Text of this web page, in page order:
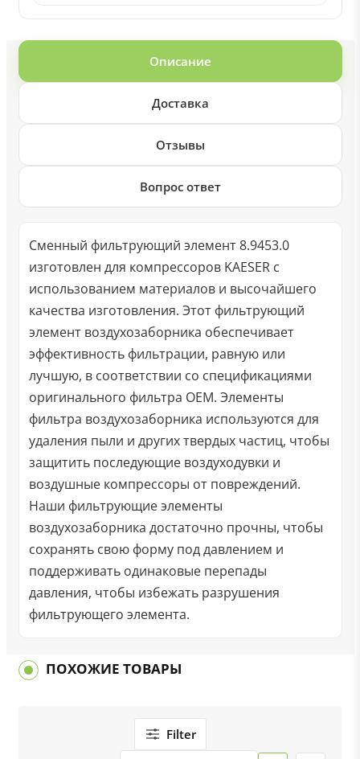
Описание
Доставка
Отзывы
Вопрос ответ
Сменный фильтрующий элемент 8.9453.0
изготовлен для компрессоров KAESER с
использованием материалов и высочайшего
качества изготовления. Этот фильтрующий
элемент воздухозаборника обеспечивает
эффективность фильтрации, равную или
лучшую, в соответствии со спецификациями
оригинального фильтра OEM. Элементы
фильтра воздухозаборника используются для
удаления пыли и других твердых частиц, чтобы
защитить последующие воздуходувки и
воздушные компрессоры от повреждений.
Наши фильтрующие элементы
воздухозаборника достаточно прочны, чтобы
сохранять свою форму под давлением и
поддерживать одинаковые перепады
давления, чтобы избежать разрушения
фильтрующего элемента.
ПОХОЖИЕ ТОВАРЫ
Filter